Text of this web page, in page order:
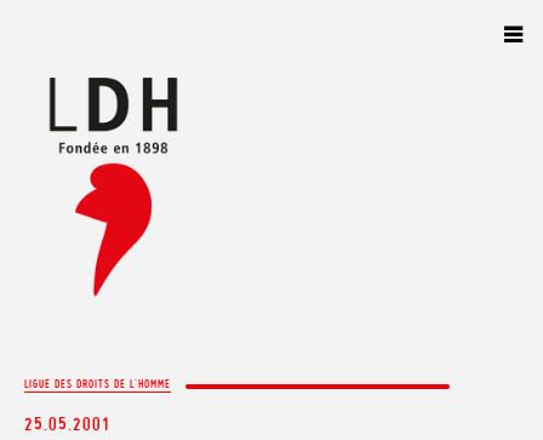
LIGUE DES DROITS DE L'HOMME
25.05.2001